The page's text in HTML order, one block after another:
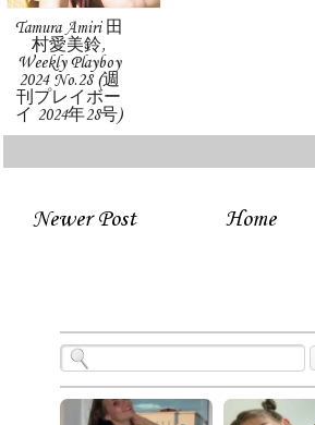
Tamura Amiri 田
村愛美鈴,
Weekly Playboy
2024 No.28 (週
刊プレイボー
イ 2024年28号)
Newer Post Home